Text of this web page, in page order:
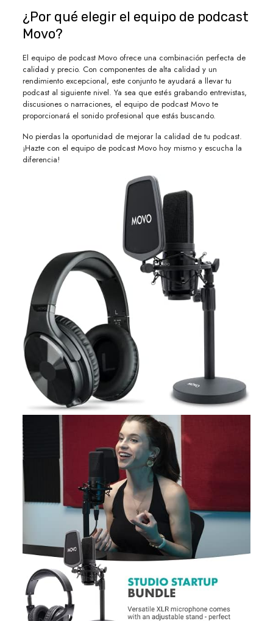
¿Por qué elegir el equipo de podcast
Movo?
El equipo de podcast Movo ofrece una combinación perfecta de
calidad y precio. Con componentes de alta calidad y un
rendimiento excepcional, este conjunto te ayudará a llevar tu
podcast al siguiente nivel. Ya sea que estés grabando entrevistas,
discusiones o narraciones, el equipo de podcast Movo te
proporcionará el sonido profesional que estás buscando.
No pierdas la oportunidad de mejorar la calidad de tu podcast.
¡Hazte con el equipo de podcast Movo hoy mismo y escucha la
diferencia!